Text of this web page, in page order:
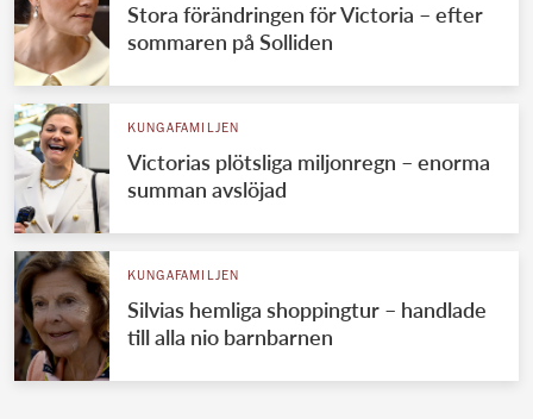
Stora förändringen för Victoria – efter
sommaren på Solliden
KUNGAFAMILJEN
Victorias plötsliga miljonregn – enorma
summan avslöjad
KUNGAFAMILJEN
Silvias hemliga shoppingtur – handlade
till alla nio barnbarnen